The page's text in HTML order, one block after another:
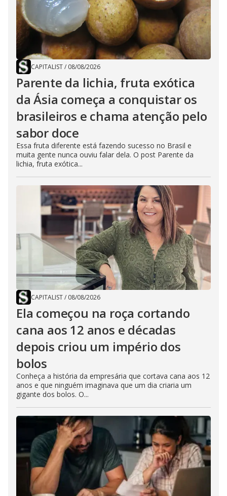
CAPITALIST/ 08/08/2026
Parente da lichia, fruta exótica
da Ásia começa a conquistar os
brasileiros e chama atenção pelo
sabor doce
Essa fruta diferente está fazendo sucesso no Brasil e
muita gente nunca ouviu falar dela. O post Parente da
lichia, fruta exótica...
CAPITALIST/ 08/08/2026
Ela começou na roça cortando
cana aos 12 anos e décadas
depois criou um império dos
bolos
Conheça a história da empresária que cortava cana aos 12
anos e que ninguém imaginava que um dia criaria um
gigante dos bolos. O...